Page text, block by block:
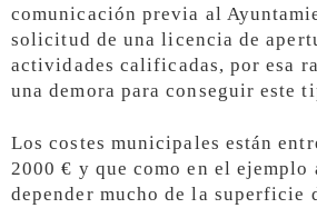
comunicación previa al
solicitud de una licencia de
actividades calificadas, por esa
una demora para conseguir este
Los costes municipales están
2000 € y que como en el ejemplo
depender mucho de la superficie